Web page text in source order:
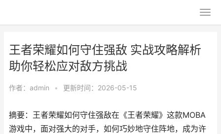
王者荣耀如何守住强敌 实战攻略解析
助你轻松应对敌方挑战
作者： admin • 更新时间：2026-05-15
摘要：王者荣耀如何守住强敌在《王者荣耀》这款MOBA
游戏中，面对强大的对手，如何巧妙地守住阵地，成为许